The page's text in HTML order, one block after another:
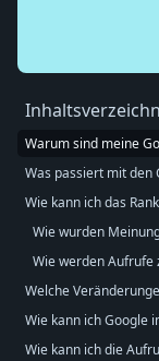
Warum sind meine
Was passiert mit den
Wie kann ich das
Wie wurden
Wie werden Aufrufe
Welche
Wie kann ich Google
Wie kann ich die